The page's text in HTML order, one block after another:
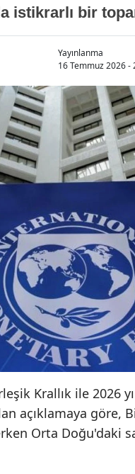
istikrarlı bir
Yayınlanma
16 Temmuz 2026 -
Krallık ile 2026
açıklamaya göre,
Orta Doğu'daki